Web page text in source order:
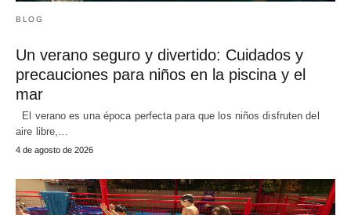
BLOG
Un verano seguro y divertido: Cuidados y
precauciones para niños en la piscina y el
mar
El verano es una época perfecta para que los niños disfruten del
aire libre,…
4 de agosto de 2026